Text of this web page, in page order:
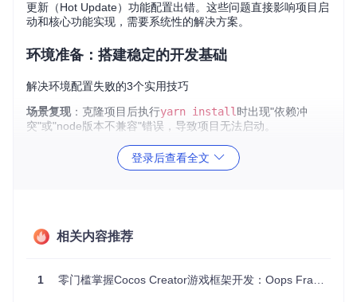
更新（Hot Update）功能配置出错。这些问题直接影响项目启
动和核心功能实现，需要系统性的解决方案。
环境准备：搭建稳定的开发基础
解决环境配置失败的3个实用技巧
场景复现：克隆项目后执行yarn install 时出现"依赖冲
突"或"node版本不兼容"错误，导致项目无法启动。
：Cocos Creator 3.x对Node.js版本有严格要求，默
认依赖管理工具版本不匹配会引发兼容性问题。
清除npm缓存并升级依赖管理工具：
登录后查看全文
相关内容推荐
1 零门槛掌握Cocos Creator游戏框架开发：Oops Framework避坑指南